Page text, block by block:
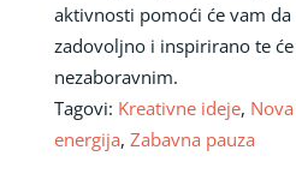
aktivnosti pomoći će vam da
zadovoljno i inspirirano te
nezaboravnim.
Tagovi: Kreativne ideje,
energija, Zabavna pauza